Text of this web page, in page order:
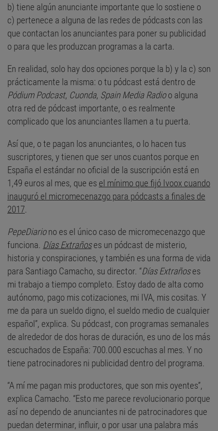
b) tiene algún anunciante importante que lo sostiene o
c) pertenece a alguna de las redes de pódcasts con las
que contactan los anunciantes para poner su publicidad
o para que les produzcan programas a la carta.
En realidad, solo hay dos opciones porque la b) y la c) son
prácticamente la misma: o tu pódcast está dentro de
Pódium Podcast, Cuonda, Spain Media Radioo alguna
otra red de pódcast importante, o es realmente
complicado que los anunciantes llamen a tu puerta.
Así que, o te pagan los anunciantes, o lo hacen tus
suscriptores, y tienen que ser unos cuantos porque en
España el estándar no oficial de la suscripción está en
1,49 euros al mes, que es el mínimo que fijó Ivoox cuando
inauguró el micromecenazgo para pódcasts a finales de
2017.
PepeDiariono es el único caso de micromecenazgo que
funciona. Días Extraños es un pódcast de misterio,
historia y conspiraciones, y también es una forma de vida
para Santiago Camacho, su director. “Días Extrañoses
mi trabajo a tiempo completo. Estoy dado de alta como
autónomo, pago mis cotizaciones, mi IVA, mis cositas. Y
me da para un sueldo digno, el sueldo medio de cualquier
español”, explica. Su pódcast, con programas semanales
de alrededor de dos horas de duración, es uno de los más
escuchados de España: 700.000 escuchas al mes. Y no
tiene patrocinadores ni publicidad dentro del programa.
“A mí me pagan mis productores, que son mis oyentes”,
explica Camacho. “Esto me parece revolucionario porque
así no dependo de anunciantes ni de patrocinadores que
puedan determinar, influir, o por usar una palabra más